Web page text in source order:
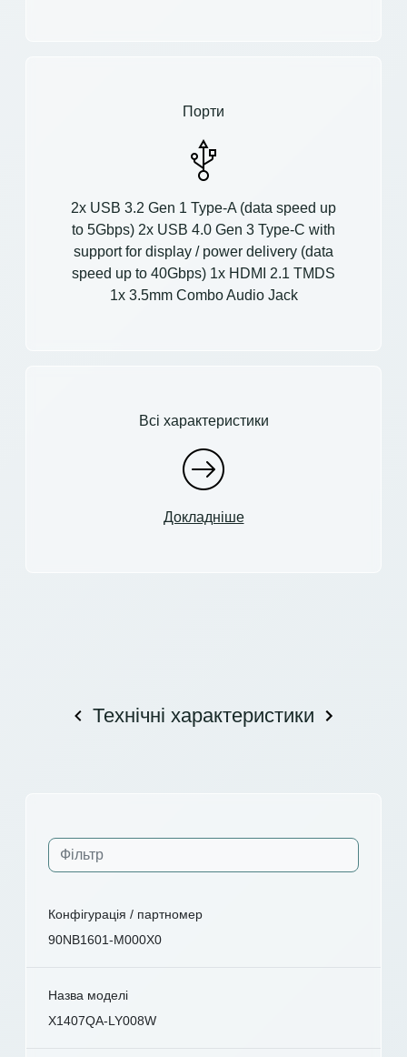
Порти
2x USB 3.2 Gen 1 Type-A (data speed up
to 5Gbps) 2x USB 4.0 Gen 3 Type-C with
support for display / power delivery (data
speed up to 40Gbps) 1x HDMI 2.1 TMDS
1x 3.5mm Combo Audio Jack
Всі характеристики
Докладніше
Технічні характеристики
Конфігурація / партномер
90NB1601-M000X0
Назва моделі
X1407QA-LY008W